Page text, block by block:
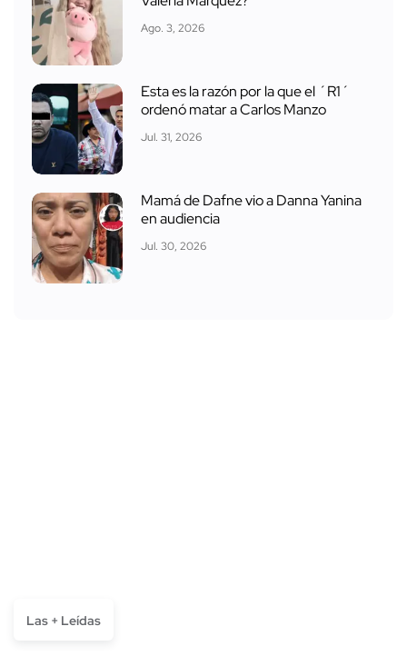
Ago. 3, 2026
Esta es la razón por la que el ´R1´
ordenó matar a Carlos Manzo
Jul. 31, 2026
Mamá de Dafne vio a Danna Yanina
en audiencia
Jul. 30, 2026
Las + Leídas